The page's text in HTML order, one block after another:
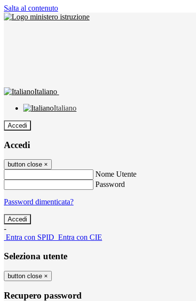
Salta al contenuto
Italiano
Italiano
Accedi
Accedi
button close ×
Nome Utente
Password
Password dimenticata?
-
Entra con SPID Entra con CIE
Seleziona utente
button close ×
Recupero password